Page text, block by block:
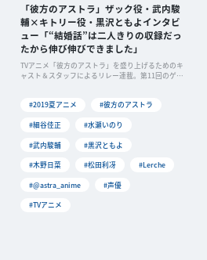
「彼方のアストラ」ザック役・武内駿
輔×キトリー役・黒沢ともよインタビ
ュー「“結婚話”は二人きりの収録だっ
たから伸び伸びできました」
TVアニメ「彼方のアストラ」を盛り上げるためのキ
ャスト＆スタッフによるリレー連載。第11回のゲス
#2019夏アニメ
#彼方のアストラ
#細谷佳正
#水瀬いのり
#武内駿輔
#黒沢ともよ
#木野日菜
#松田利冴
#Lerche
#@astra_anime
#声優
#TVアニメ